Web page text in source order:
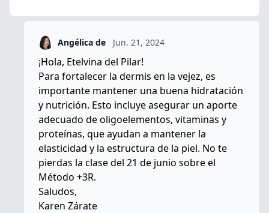
Angélica de Jun. 21, 2024
¡Hola, Etelvina del Pilar!
Para fortalecer la dermis en la vejez, es
importante mantener una buena hidratación
y nutrición. Esto incluye asegurar un aporte
adecuado de oligoelementos, vitaminas y
proteínas, que ayudan a mantener la
elasticidad y la estructura de la piel. No te
pierdas la clase del 21 de junio sobre el
Método +3R.
Saludos,
Karen Zárate